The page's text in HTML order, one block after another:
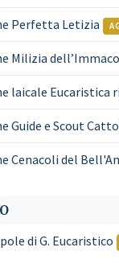
Perfetta Letizia
Milizia
laicale Eucaristica
Guide e Scout
Cenacoli del
di G. Eucaristico